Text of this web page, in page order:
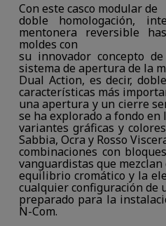
Con este casco modular de
doble homologación,
mentonera reversible
moldes con
su innovador concepto
sistema de apertura de la
Dual Action, es decir,
características más
una apertura y un cierre
se ha explorado a fondo en
variantes gráficas y
Sabbia, Ocra y Rosso
combinaciones con
vanguardistas que mezclan
equilibrio cromático y la
cualquier configuración de
preparado para la
N-Com.